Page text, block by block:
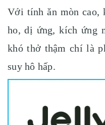
Với tính ăn mòn cao,
ho, dị ứng, kích ứng
khó thở thậm chí là
suy hô hấp.